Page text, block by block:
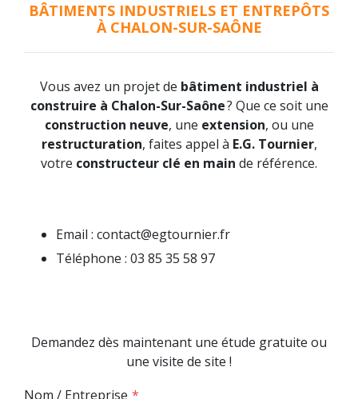
BÂTIMENTS INDUSTRIELS ET ENTREPÔTS
À CHALON-SUR-SAÔNE
Vous avez un projet de bâtiment industriel à
construire à Chalon-Sur-Saône? Que ce soit une
construction neuve, une extension, ou une
restructuration, faites appel à E.G. Tournier,
votre constructeur clé en main de référence.
Email : contact@egtournier.fr
Téléphone : 03 85 35 58 97
Demandez dès maintenant une étude gratuite ou
une visite de site !
Nom / Entreprise *